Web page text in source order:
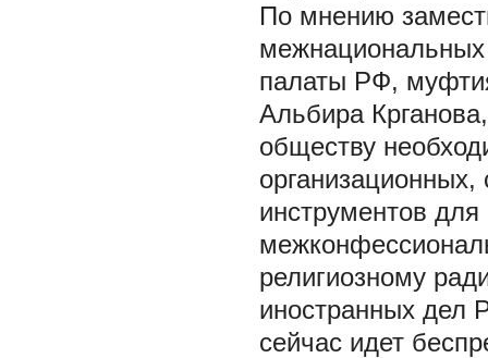
По мнению
палаты РФ,
Альбира
обществу
инструментов
религиозному
иностранных дел
сейчас идет